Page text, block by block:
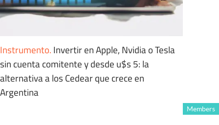
Instrumento. Invertir en Apple, Nvidia o Tesla
sin cuenta comitente y desde u$s 5: la
alternativa a los Cedear que crece en
Argentina
Members